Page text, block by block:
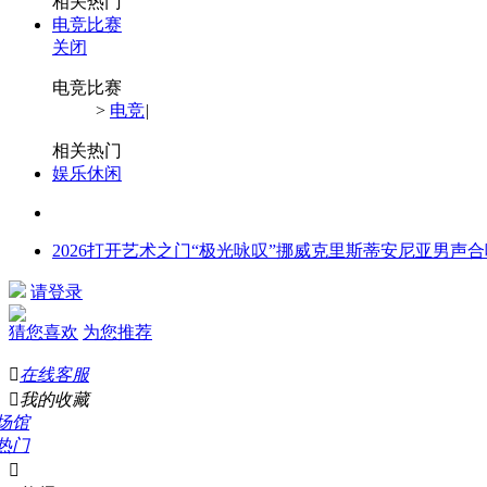
电竞比赛
关闭
电竞比赛
> 电竞|
相关热门
娱乐休闲
2026打开艺术之门“极光咏叹”挪威克里斯蒂安尼亚男声
请登录
猜您喜欢 为您推荐
在线客服
我的收藏
馆
门
